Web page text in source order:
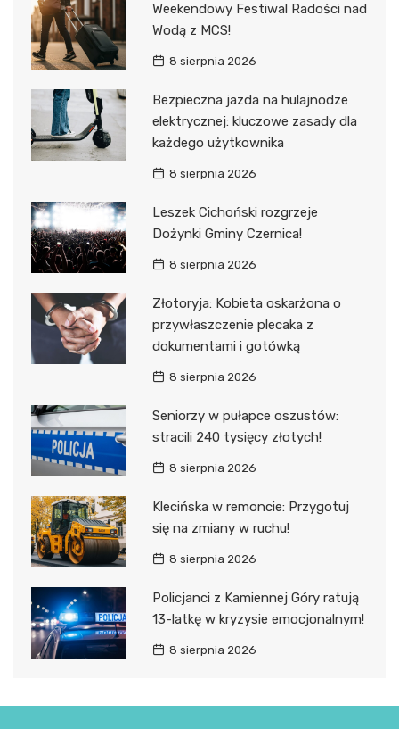
Weekendowy Festiwal Radości nad
Wodą z MCS!
8 sierpnia 2026
Bezpieczna jazda na hulajnodze
elektrycznej: kluczowe zasady dla
każdego użytkownika
8 sierpnia 2026
Leszek Cichoński rozgrzeje
Dożynki Gminy Czernica!
8 sierpnia 2026
Złotoryja: Kobieta oskarżona o
przywłaszczenie plecaka z
dokumentami i gotówką
8 sierpnia 2026
Seniorzy w pułapce oszustów:
stracili 240 tysięcy złotych!
8 sierpnia 2026
Klecińska w remoncie: Przygotuj
się na zmiany w ruchu!
8 sierpnia 2026
Policjanci z Kamiennej Góry ratują
13-latkę w kryzysie emocjonalnym!
8 sierpnia 2026